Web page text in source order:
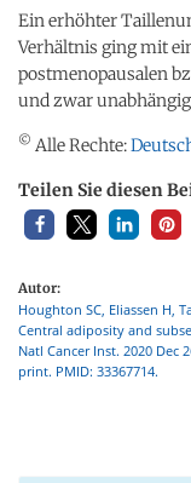
Ein erhöhter
Verhältnis ging mit
postmenopausalen
und zwar
© Alle Rechte:
Teilen Sie diesen
Autor:
Houghton SC, Eliassen H,
Central adiposity and
Natl Cancer Inst. 2020 Dec
print. PMID: 33367714.